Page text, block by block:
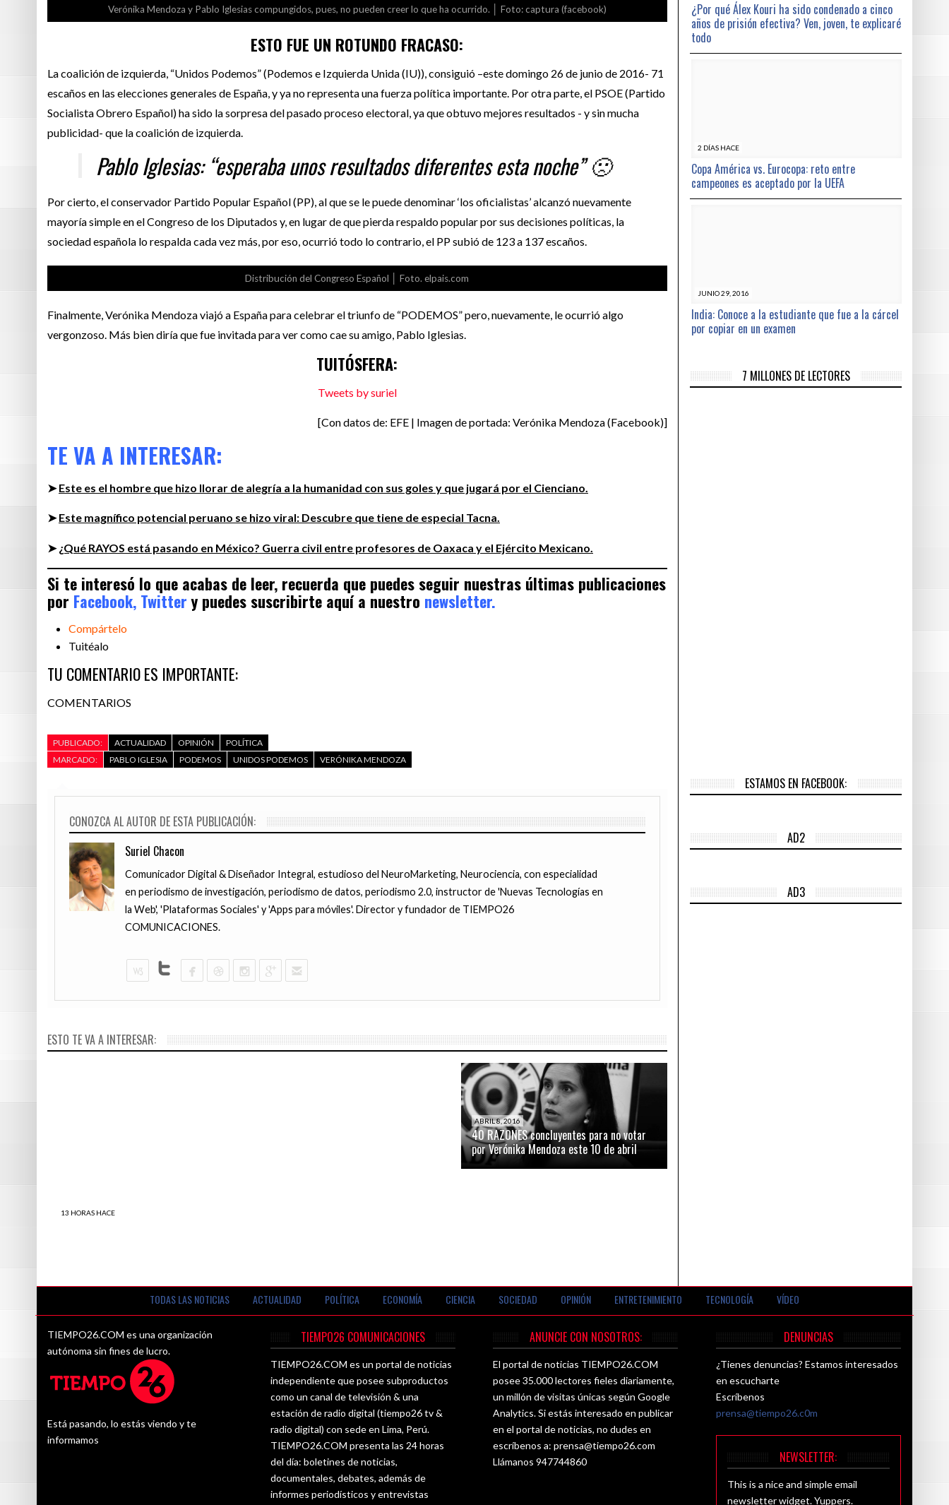
Verónika Mendoza y Pablo Iglesias compungidos, pues, no pueden creer lo que ha ocurrido. │ Foto: captura (facebook)
ESTO FUE UN ROTUNDO FRACASO:
La coalición de izquierda, “Unidos Podemos” (Podemos e Izquierda Unida (IU)), consiguió –este domingo 26 de junio de 2016- 71
escaños en las elecciones generales de España, y ya no representa una fuerza política importante. Por otra parte, el PSOE (Partido
Socialista Obrero Español) ha sido la sorpresa del pasado proceso electoral, ya que obtuvo mejores resultados - y sin mucha
publicidad- que la coalición de izquierda.
Pablo Iglesias: “esperaba unos resultados diferentes esta noche” 🙁
Por cierto, el conservador Partido Popular Español (PP), al que se le puede denominar ‘los oficialistas’ alcanzó nuevamente
mayoría simple en el Congreso de los Diputados y, en lugar de que pierda respaldo popular por sus decisiones políticas, la
sociedad española lo respalda cada vez más, por eso, ocurrió todo lo contrario, el PP subió de 123 a 137 escaños.
Distribución del Congreso Español │ Foto. elpais.com
Finalmente, Verónika Mendoza viajó a España para celebrar el triunfo de “PODEMOS” pero, nuevamente, le ocurrió algo
vergonzoso. Más bien diría que fue invitada para ver como cae su amigo, Pablo Iglesias.
TUITÓSFERA:
Tweets by suriel
[Con datos de: EFE | Imagen de portada: Verónika Mendoza (Facebook)]
TE VA A INTERESAR:
➤Este es el hombre que hizo llorar de alegría a la humanidad con sus goles y que jugará por el Cienciano.
➤Este magnífico potencial peruano se hizo viral: Descubre que tiene de especial Tacna.
➤ ¿Qué RAYOS está pasando en México? Guerra civil entre profesores de Oaxaca y el Ejército Mexicano.
Si te interesó lo que acabas de leer, recuerda que puedes seguir nuestras últimas publicaciones
por Facebook, Twitter y puedes suscribirte aquí a nuestro newsletter.
Compártelo
Tuitéalo
TU COMENTARIO ES IMPORTANTE:
COMENTARIOS
PUBLICADO: ACTUALIDAD OPINIÓN
POLÍTICA
MARCADO:
PABLO IGLESIA PODEMOS UNIDOS PODEMOS VERÓNIKA MENDOZA
CONOZCA AL AUTOR DE ESTA PUBLICACIÓN:
Suriel Chacon
Comunicador Digital & Diseñador Integral, estudioso del NeuroMarketing, Neurociencia, con especialidad
en periodismo de investigación, periodismo de datos, periodismo 2.0, instructor de 'Nuevas Tecnologías en
la Web', 'Plataformas Sociales' y 'Apps para móviles'. Director y fundador de TIEMPO26
COMUNICACIONES.
ESTO TE VA A INTERESAR:
13 HORAS HACE
JUNIO 22, 2016
Verónika Mendoza?
Defensoría del Pueblo? Por Suriel Chacon.
hizo realidad – Por Suriel Chacon.
ABRIL 8, 2016
40 RAZONES concluyentes para no votar
por Verónika Mendoza este 10 de abril
¿Por qué Álex Kouri ha sido condenado a cinco
años de prisión efectiva? Ven, joven, te explicaré
todo
2 DÍAS HACE
Copa América vs. Eurocopa: reto entre
campeones es aceptado por la UEFA
JUNIO 29, 2016
India: Conoce a la estudiante que fue a la cárcel
por copiar en un examen
7 MILLONES DE LECTORES
ESTAMOS EN FACEBOOK:
AD2
AD3
TODAS LAS NOTICIAS ACTUALIDAD POLÍTICA ECONOMÍA CIENCIA SOCIEDAD OPINIÓN ENTRETENIMIENTO TECNOLOGÍA VÍDEO
TIEMPO26.COM es una organización
autónoma sin fines de lucro.
Está pasando, lo estás viendo y te
informamos
TIEMPO26 COMUNICACIONES
TIEMPO26.COM es un portal de noticias
independiente que posee subproductos
como un canal de televisión & una
estación de radio digital (tiempo26 tv &
radio digital) con sede en Lima, Perú.
TIEMPO26.COM presenta las 24 horas
del día: boletines de noticias,
documentales, debates, además de
informes periodísticos y entrevistas
ANUNCIE CON NOSOTROS:
El portal de noticias TIEMPO26.COM
posee 35.000 lectores fieles diariamente,
un millón de visitas únicas según Google
Analytics. Si estás interesado en publicar
en el portal de noticias, no dudes en
escríbenos a:prensa@tiempo26.com
Llámanos 947744860
DENUNCIAS
¿Tienes denuncias? Estamos interesados
en escucharte
Escríbenos
prensa@tiempo26.c0m
NEWSLETTER:
This is a nice and simple email
newsletter widget. Yuppers.